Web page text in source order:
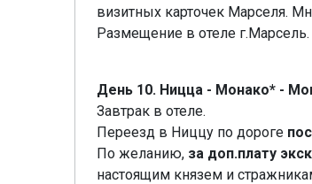
визитных карточек Марселя.
Размещение в отеле
День 10. Ницца - Монако* -
Завтрак в отеле.
Переезд в Ниццу по дороге
По желанию, за доп.плату
настоящим князем и